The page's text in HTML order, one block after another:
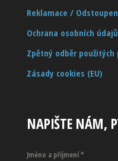
Reklamace /
Ochrana osobních údajů
Zpětný odběr
Zásady cookies (EU)
NAPIŠTE NÁM,
Jméno a příjmení*